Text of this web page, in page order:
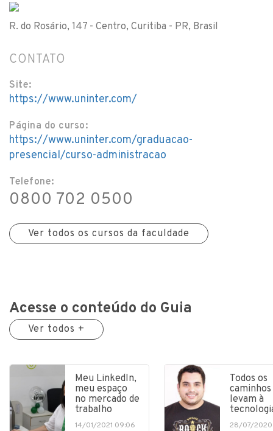
R. do Rosário, 147 - Centro, Curitiba - PR, Brasil
CONTATO
Site:
https://www.uninter.com/
Página do curso:
https://www.uninter.com/graduacao-
presencial/curso-administracao
Telefone:
0800 702 0500
Ver todos os cursos da faculdade
Acesse o conteúdo do Guia
Ver todos +
Meu LinkedIn,
meu espaço
no mercado de
trabalho
14/01/2021 09:06
Todos os
caminhos
levam à
28/07/2020